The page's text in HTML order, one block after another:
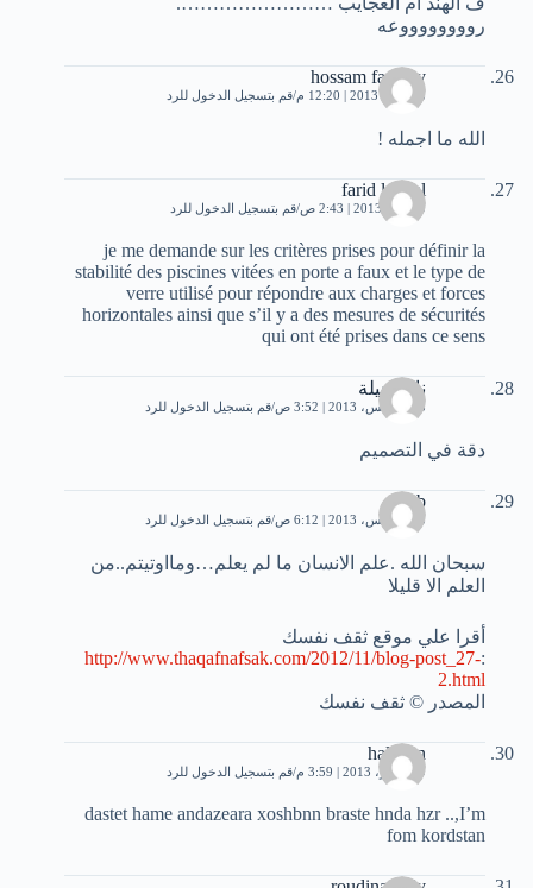
رووووووووعه
hossam fawzey
28 مايو، 2013 | 12:20 م قم بتسجيل الدخول للرد
الله ما اجمله !
farid lakhal
9 يونيو، 2013 | 2:43 ص قم بتسجيل الدخول للرد
je me demande sur les critères prises pour définir la
stabilité des piscines vitées en porte a faux et le type de
verre utilisé pour répondre aux charges et forces
horizontales ainsi que s’il y a des mesures de sécurités
qui ont été prises dans ce sens
نادر جيلة
3 أغسطس، 2013 | 3:52 ص قم بتسجيل الدخول للرد
دقة في التصميم
b
3 أغسطس، 2013 | 6:12 ص قم بتسجيل الدخول للرد
سبحان الله .علم الانسان ما لم يعلم…ومااوتيتم..من
العلم الا قليلا
أقرا علي موقع ثقف نفسك
:
http://www.thaqafnafsak.com/2012/11/blog-post_27-
2.html
المصدر © ثقف نفسك
halbeen
9 سبتمبر، 2013 | 3:59 م قم بتسجيل الدخول للرد
dastet hame andazeara xoshbnn braste hnda hzr ..,I’m
fom kordstan